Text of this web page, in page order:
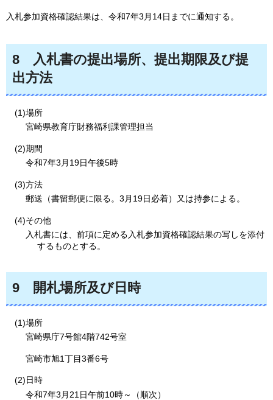
入札参加資格確認結果は、令和7年3月14日までに通知する。
8
入札書の提出場所、提出期限及び提
出方法
(1)場所
宮崎県教育庁財務福利課管理担当
(2)期間
令和7年3月19日午後5時
(3)方法
郵送（書留郵便に限る。3月19日必着）又は持参による。
(4)その他
入札書には、前項に定める入札参加資格確認結果の写しを添付
するものとする。
9 開札場所及び日時
(1)場所
宮崎県庁7号館4階742号室
宮崎市旭1丁目3番6号
(2)日時
令和7年3月21日午前10時～（順次）